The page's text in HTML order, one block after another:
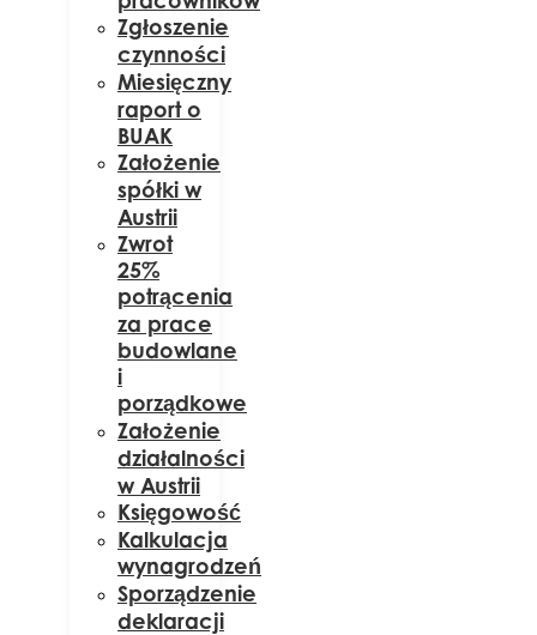
Zgłoszenie
czynności
Miesięczny
raport o
BUAK
Założenie
spółki w
Austrii
Zwrot
25%
potrącenia
za prace
budowlane
i
porządkowe
Założenie
działalności
w Austrii
Księgowość
Kalkulacja
wynagrodzeń
Sporządzenie
deklaracji